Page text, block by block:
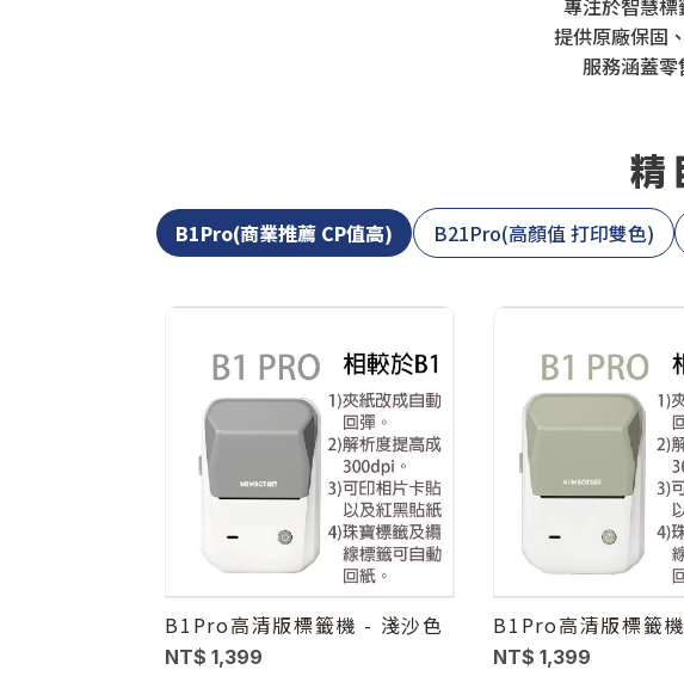
專注於智慧
提供原廠保固
服務涵蓋零
精
B1Pro(商業推薦 CP值高) B21Pro(高顏值 打印雙色)
B1Pro高清版標籤機 - 淺沙色
NT$ 1,399
B1Pro高清版標籤
NT$ 1,399